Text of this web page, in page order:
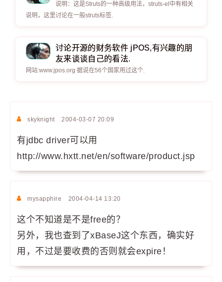
说明：这是Struts的一种高级用法，struts-el中有相关
说明，这里讨论在一般struts标签.
讨论开源的财务软件 jPOS,有兴趣的朋
友来谈谈自己的看法.
网站:www.jpos.org 据说在56个国家用过这个.
skyknight 2004-03-07 20:09
有jdbc driver可以用
http://www.hxtt.net/en/software/product.jsp
mysapphire 2004-04-14 13:20
这个不知道是不是free的？
另外，我也查到了xBaseJ这个东西，确实好
用，不过是要收费的否则就会expire！